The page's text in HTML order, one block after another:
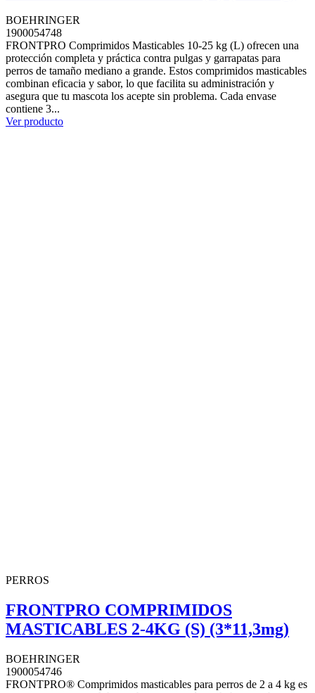
BOEHRINGER
1900054748
FRONTPRO Comprimidos Masticables 10-25 kg (L) ofrecen una
protección completa y práctica contra pulgas y garrapatas para
perros de tamaño mediano a grande. Estos comprimidos masticables
combinan eficacia y sabor, lo que facilita su administración y
asegura que tu mascota los acepte sin problema. Cada envase
contiene 3...
Ver producto
PERROS
FRONTPRO COMPRIMIDOS
MASTICABLES 2-4KG (S) (3*11,3mg)
BOEHRINGER
1900054746
FRONTPRO® Comprimidos masticables para perros de 2 a 4 kg es